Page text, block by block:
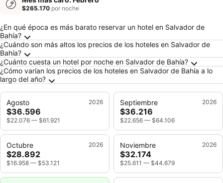
$265.170 por noche
Preguntas frecuentes sobre Salvador de
¿En qué época es más barato reservar un hotel en Salvador de
Bahía?
¿Cuándo son más altos los precios de los hoteles en Salvador de
Bahía?
¿Cuánto cuesta un hotel por noche en Salvador de Bahía?
¿Cómo varían los precios de los hoteles en Salvador de Bahía a lo
largo del año?
Agosto 2026
$36.596
$22.076 — $61.921
Septiembre 2026
$36.216
$22.656 — $64.106
Octubre 2026
$28.892
$16.958 — $53.121
Noviembre 2026
$32.174
$25.611 — $44.679